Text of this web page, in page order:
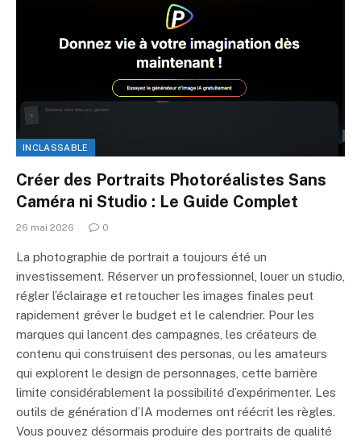
INCLASSABLE
Créer des Portraits Photoréalistes Sans
Caméra ni Studio : Le Guide Complet
26 mai 2026 0
La photographie de portrait a toujours été un
investissement. Réserver un professionnel, louer un studio,
régler l’éclairage et retoucher les images finales peut
rapidement gréver le budget et le calendrier. Pour les
marques qui lancent des campagnes, les créateurs de
contenu qui construisent des personas, ou les amateurs
qui explorent le design de personnages, cette barrière
limite considérablement la possibilité d’expérimenter. Les
outils de génération d’IA modernes ont réécrit les règles.
Vous pouvez désormais produire des portraits de qualité